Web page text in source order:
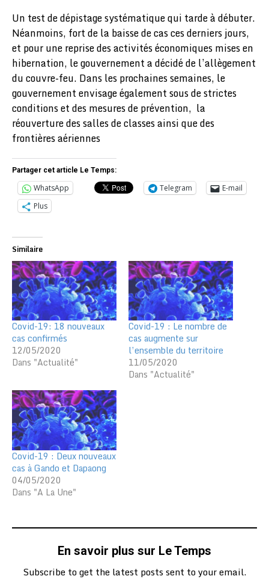
Un test de dépistage systématique qui tarde à débuter.
Néanmoins, fort de la baisse de cas ces derniers jours,
et pour une reprise des activités économiques mises en
hibernation, le gouvernement a décidé de l’allègement
du couvre-feu. Dans les prochaines semaines, le
gouvernement envisage également sous de strictes
conditions et des mesures de prévention, la
réouverture des salles de classes ainsi que des
frontières aériennes
Partager cet article Le Temps:
WhatsApp Telegram
E-mail
Plus
Similaire
Covid-19: 18 nouveaux
cas confirmés
12/05/2020
Dans "Actualité"
Covid-19 : Le nombre de
cas augmente sur
l’ensemble du territoire
11/05/2020
Dans "Actualité"
Covid-19 : Deux nouveaux
cas à Gando et Dapaong
04/05/2020
Dans "A La Une"
En savoir plus sur Le Temps
Subscribe to get the latest posts sent to your email.